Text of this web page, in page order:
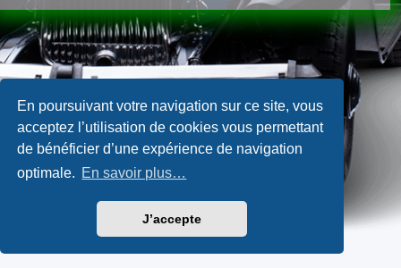
En poursuivant votre navigation sur ce site, vous
acceptez l’utilisation de cookies vous permettant
de bénéficier d’une expérience de navigation
optimale. En savoir plus…
J’accepte